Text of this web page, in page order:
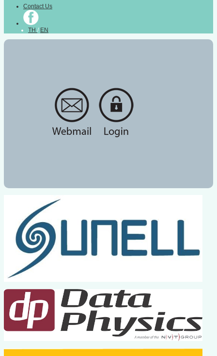
Contact Us
TH / EN